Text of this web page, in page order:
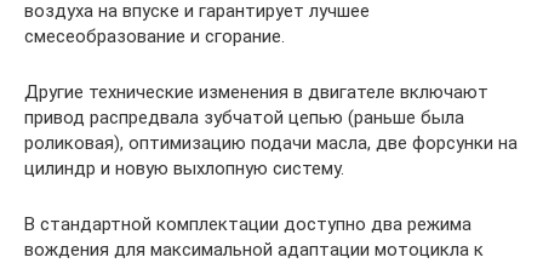
воздуха на впуске и гарантирует лучшее
смесеобразование и сгорание.
Другие технические изменения в двигателе включают
привод распредвала зубчатой цепью (раньше была
роликовая), оптимизацию подачи масла, две форсунки на
цилиндр и новую выхлопную систему.
В стандартной комплектации доступно два режима
вождения для максимальной адаптации мотоцикла к